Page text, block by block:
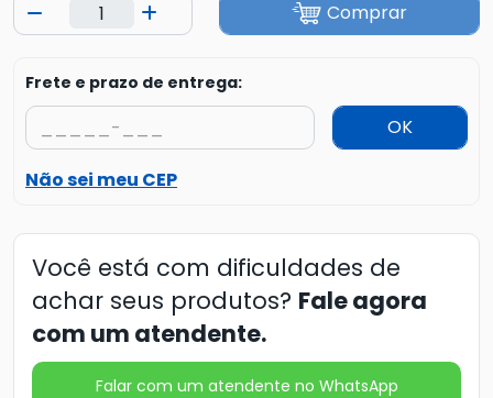
Comprar
Frete e prazo de entrega:
OK
Não sei meu CEP
Você está com dificuldades de
achar seus produtos? Fale agora
com um atendente.
Falar com um atendente no WhatsApp